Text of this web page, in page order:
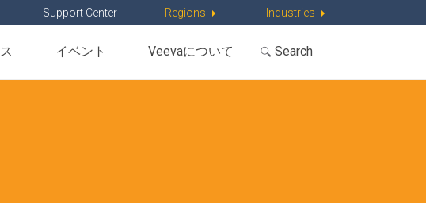
Support Center Regions Industries
イベント Veevaについて